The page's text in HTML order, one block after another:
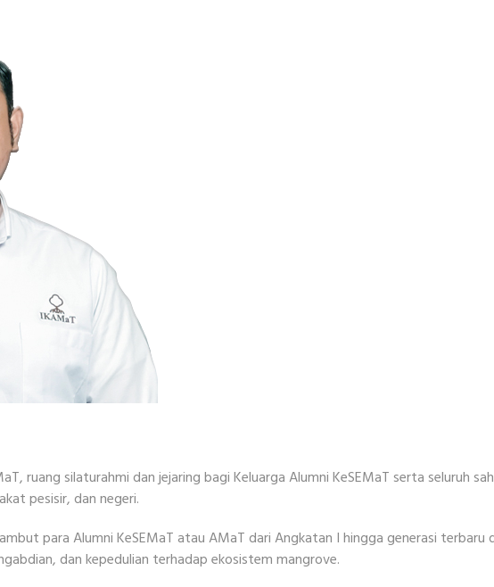
ruang silaturahmi dan jejaring bagi Keluarga Alumni KeSEMaT serta seluruh
pesisir, dan negeri.
para Alumni KeSEMaT atau AMaT dari Angkatan I hingga generasi
dan kepedulian terhadap ekosistem mangrove.